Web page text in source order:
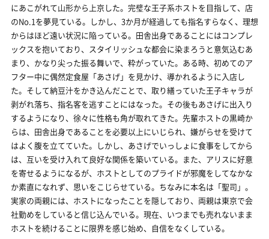
にあこがれて山形から上京した。完璧な王子系ホストを目指して、店
のNo.1を夢見ている。しかし、3か月が経過しても指名すらなく、理想
からはほど遠い状況に陥っている。田舎出身であることにはコンプレ
ックスを抱いており、スタイリッシュな都会に染まろうと意気込むあ
まり、かなり尖った振る舞いで、粋がっていた。ある時、初めてのア
フター中に偶然定食屋「あさげ」を見かけ、導かれるように入店し
た。そして納豆汁をかき込んだことで、取り繕っていた王子キャラが
剥がれ落ち、指名客を逃すことにはなった。その後もあさげに出入り
するようになり、徐々に性格も角が取れてきた。先輩ホストの黒崎か
らは、田舎出身であることを必要以上にいじられ、嫌がらせを受けて
はよく腹を立てていた。しかし、あさげでいっしょに食事をしてから
は、互いを受け入れて良好な関係を築いている。また、アリスに好意
を寄せるようになるが、ホストとしてのプライドが邪魔をしてなかな
か素直になれず、思いをこじらせている。ちなみに本名は「聖司」。
実家の両親には、ホストになったことを隠しており、両親は東京で会
社勤めをしていると信じ込んでいる。現在、いつまでも売れないまま
ホストを続けることに限界を感じ始め、自信をなくしている。